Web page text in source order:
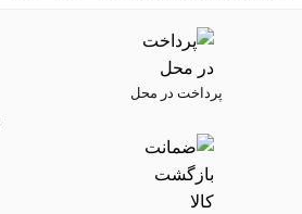
پرداخت در محل